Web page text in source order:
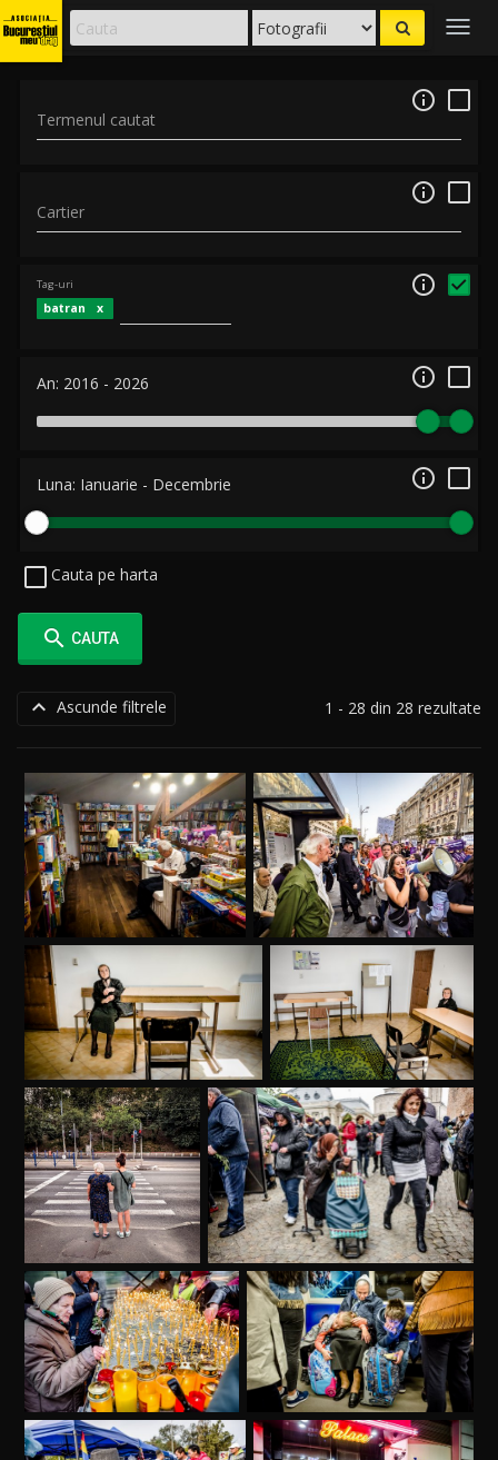
Termenul cautat

Cartier

batran
Tag-uri 
An: 2016 - 2026 
Luna: Ianuarie - Decembrie 
Cauta pe harta
 CAUTA
 Ascunde filtrele 1 - 28 din 28 rezultate